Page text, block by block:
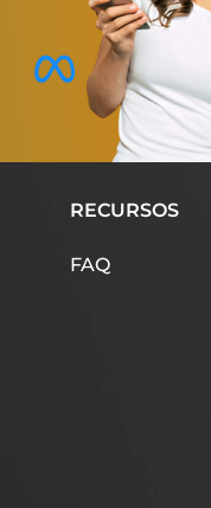
RECURSOS
FAQ